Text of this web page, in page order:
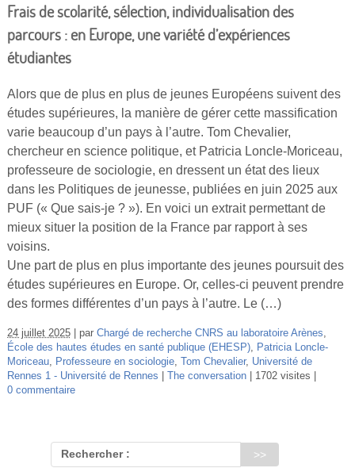
IA
Colloques
Vidéos
S’inscrire
Se connecter
Frais de scolarité, sélection, individualisation des
parcours : en Europe, une variété d’expériences
étudiantes
Alors que de plus en plus de jeunes Européens suivent des
études supérieures, la manière de gérer cette massification
varie beaucoup d’un pays à l’autre. Tom Chevalier,
chercheur en science politique, et Patricia Loncle-Moriceau,
professeure de sociologie, en dressent un état des lieux
dans les Politiques de jeunesse, publiées en juin 2025 aux
PUF (« Que sais-je ? »). En voici un extrait permettant de
mieux situer la position de la France par rapport à ses
voisins.
Une part de plus en plus importante des jeunes poursuit des
études supérieures en Europe. Or, celles-ci peuvent prendre
des formes différentes d’un pays à l’autre. Le (…)
24 juillet 2025 par Chargé de recherche CNRS au laboratoire Arènes
École des hautes études en santé publique (EHESP),
Patricia Loncle-
Moriceau, Professeure en sociologie, Tom Chevalier, Université de
Rennes 1 - Université de Rennes
The conversation
1702 visites
0 commentaire
Rechercher :